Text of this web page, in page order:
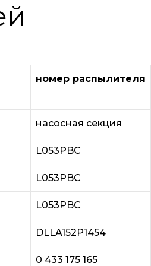
номер распылителя
насосная секция
L053PBC
L053PBC
L053PBC
DLLA152P1454
0 433 175 165